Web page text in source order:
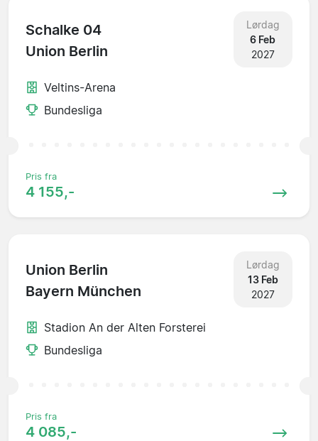
Schalke 04
Union Berlin
Lørdag
6 Feb
2027
Veltins-Arena
Bundesliga
Pris fra
4 155,-
Union Berlin
Bayern München
Lørdag
13 Feb
2027
Stadion An der Alten Forsterei
Bundesliga
Pris fra
4 085,-